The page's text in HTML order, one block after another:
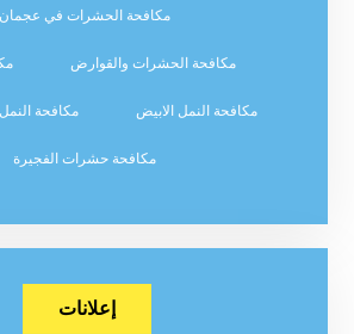
مكافحة الحشرات في عجمان
مكافحة الحشرات والقوارض
مكافحة النمل الابيض مكافحة
مكافحة حشرات الفجيرة
إعلانات